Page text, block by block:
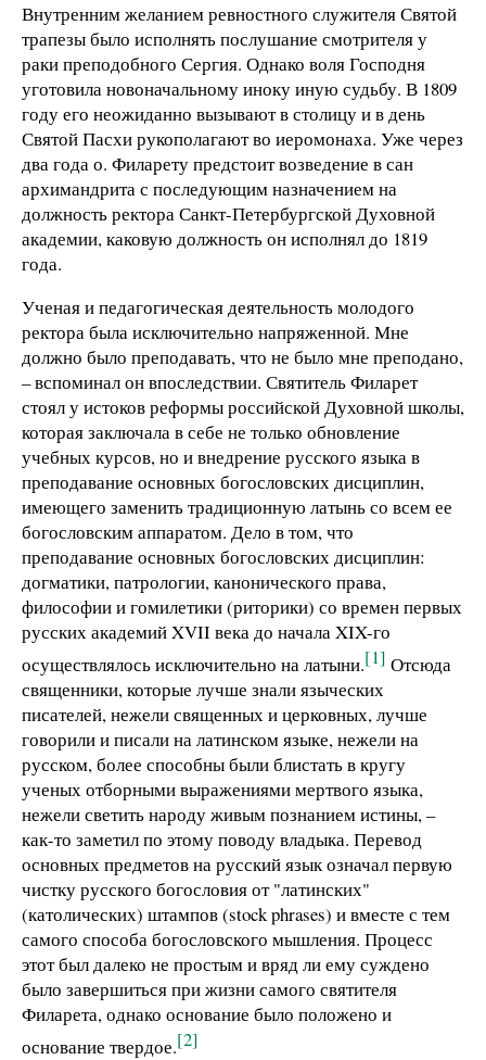
Внутренним желанием ревностного служителя Святой
трапезы было исполнять послушание смотрителя у
раки преподобного Сергия. Однако воля Господня
уготовила новоначальному иноку иную судьбу. В 1809
году его неожиданно вызывают в столицу и в день
Святой Пасхи рукополагают во иеромонаха. Уже через
два года о. Филарету предстоит возведение в сан
архимандрита с последующим назначением на
должность ректора Санкт-Петербургской Духовной
академии, каковую должность он исполнял до 1819
года.
Ученая и педагогическая деятельность молодого
ректора была исключительно напряженной. Мне
должно было преподавать, что не было мне преподано,
– вспоминал он впоследствии. Святитель Филарет
стоял у истоков реформы российской Духовной школы,
которая заключала в себе не только обновление
учебных курсов, но и внедрение русского языка в
преподавание основных богословских дисциплин,
имеющего заменить традиционную латынь со всем ее
богословским аппаратом. Дело в том, что
преподавание основных богословских дисциплин:
догматики, патрологии, канонического права,
философии и гомилетики (риторики) со времен первых
русских академий XVII века до начала XIX-го
осуществлялось исключительно на латыни.[1] Отсюда
священники, которые лучше знали языческих
писателей, нежели священных и церковных, лучше
говорили и писали на латинском языке, нежели на
русском, более способны были блистать в кругу
ученых отборными выражениями мертвого языка,
нежели светить народу живым познанием истины, –
как-то заметил по этому поводу владыка. Перевод
основных предметов на русский язык означал первую
чистку русского богословия от "латинских"
(католических) штампов (stock phrases) и вместе с тем
самого способа богословского мышления. Процесс
этот был далеко не простым и вряд ли ему суждено
было завершиться при жизни самого святителя
Филарета, однако основание было положено и
основание твердое.[2]